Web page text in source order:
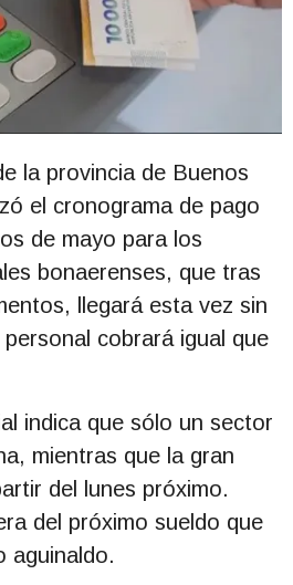
la provincia de Buenos
el cronograma de pago
de mayo para los
bonaerenses, que tras
llegará esta vez sin
cobrará igual que
indica que sólo un sector
mientras que la gran
del lunes próximo.
del próximo sueldo que
aguinaldo.